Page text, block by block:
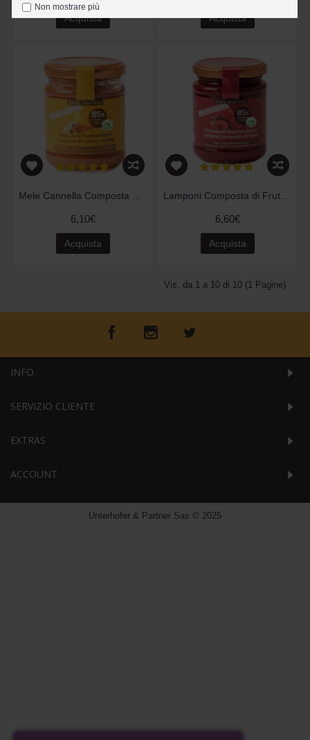
Non mostrare più
Acquista Acquista
6,10€
Acquista
6,60€
Acquista
Vis. da 1 a 10 di 10 (1 Pagine)
INFO
SERVIZIO CLIENTE
EXTRAS
ACCOUNT
Unterhofer & Partner Sas © 2025